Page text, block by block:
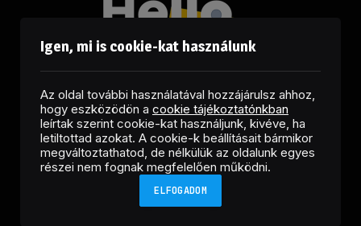
FacebookLinkedInX
(Twitter)
RSS
Igen, mi is cookie-kat használunk
Az oldal további használatával hozzájárulsz ahhoz,
hogy eszközödön a cookie tájékoztatónkban
leírtak szerint cookie-kat használjunk, kivéve, ha
letiltottad azokat. A cookie-k beállításait bármikor
megváltoztathatod, de nélkülük az oldalunk egyes
részei nem fognak megfelelően működni.
ELFOGADOM